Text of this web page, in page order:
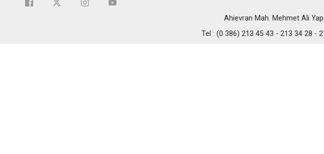
Ahievran Mah. Mehmet Ali
Tel : (0 386) 213 45 43 - 213 34 28 -